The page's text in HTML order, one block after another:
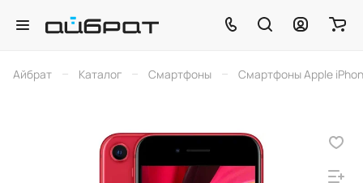
Айбрат – Каталог – Смартфоны – Смартфоны Apple